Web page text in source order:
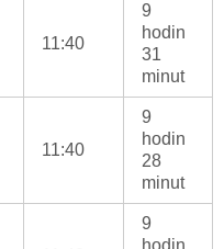
11:40
9
hodin
31
minut
11:40
9
hodin
28
minut
9